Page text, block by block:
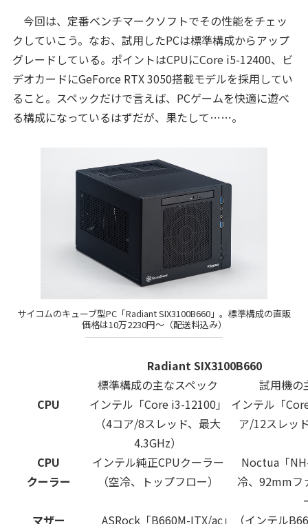
今回は、定番ベンチマークソフトでその性能をチェッ
クしていこう。なお、試用したPCは標準構成からアップ
グレードしている。ポイントはCPUにCore i5-12400、ビ
デオカードにGeForce RTX 3050搭載モデルを採用してい
ること。スペックだけで言えば、PCゲームを快適に遊べ
る構成になっているはずだが、果たして……。
サイコムのキューブ型PC「Radiant SIX3100B660」。標準構成の直販
価格は10万2230円～（配送料込み）
Radiant SIX3100B660
標準構成の主なスペック
試用機の
CPU
インテル「Core i3-12100」
（4コア/8スレッド、最大
4.3GHz）
インテル「
ア/12スレッ
CPU
クーラー
インテル純正CPUクーラー
（空冷、トップフロー）
Noctua「
冷、92mmフ
マザー
ASRock「B660M-ITX/ac」（インテル